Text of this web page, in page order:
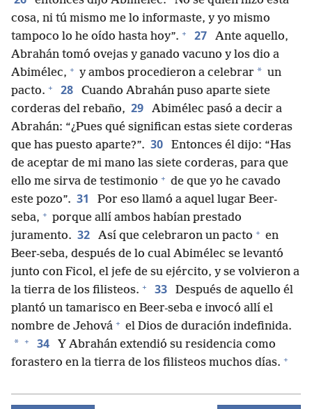
cosa, ni tú mismo me lo informaste, y yo mismo
tampoco lo he oído hasta hoy”. + 27
Ante aquello,
Abrahán tomó ovejas y ganado vacuno y los dio a
Abimélec, + y ambos procedieron a celebrar * un
pacto. + 28
Cuando Abrahán puso aparte siete
corderas del rebaño, 29
Abimélec pasó a decir a
Abrahán: “¿Pues qué significan estas siete corderas
que has puesto aparte?”. 30
Entonces él dijo: “Has
de aceptar de mi mano las siete corderas, para que
ello me sirva de testimonio + de que yo he cavado
este pozo”. 31
Por eso llamó a aquel lugar Beer-
seba, + porque allí ambos habían prestado
juramento. 32 Así que celebraron un pacto + en
Beer-seba, después de lo cual Abimélec se levantó
junto con Ficol, el jefe de su ejército, y se volvieron a
la tierra de los filisteos. + 33
Después de aquello él
plantó un tamarisco en Beer-seba e invocó allí el
nombre de Jehová + el Dios de duración indefinida.
* + 34
Y Abrahán extendió su residencia como
forastero en la tierra de los filisteos muchos días. +